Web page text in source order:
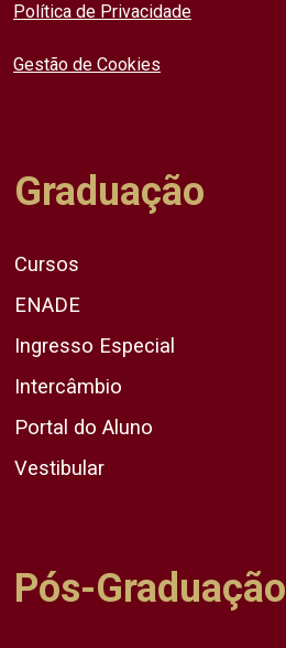
Política de Privacidade
Gestão de Cookies
Graduação
Cursos
ENADE
Ingresso Especial
Intercâmbio
Portal do Aluno
Vestibular
Pós-Graduação